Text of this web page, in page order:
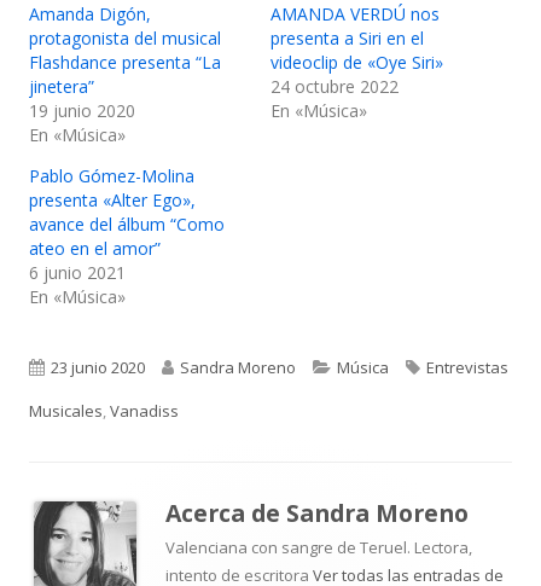
Amanda Digón,
protagonista del musical
Flashdance presenta “La
jinetera”
19 junio 2020
En «Música»
AMANDA VERDÚ nos
presenta a Siri en el
videoclip de «Oye Siri»
24 octubre 2022
En «Música»
Pablo Gómez-Molina
presenta «Alter Ego»,
avance del álbum “Como
ateo en el amor”
6 junio 2021
En «Música»
Publicado
el
23 junio 2020 Autor
Sandra Moreno Categorías
Música Etiquetas
Entrevistas
Musicales,Vanadiss
Acerca de Sandra Moreno
Valenciana con sangre de Teruel. Lectora,
intento de escritora Ver todas las entradas de